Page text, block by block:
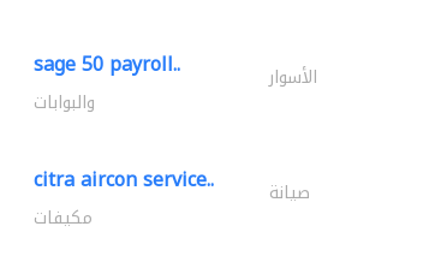
sage 50 payroll.. الأسوار
والبوابات
citra aircon service.. صيانة
مكيفات